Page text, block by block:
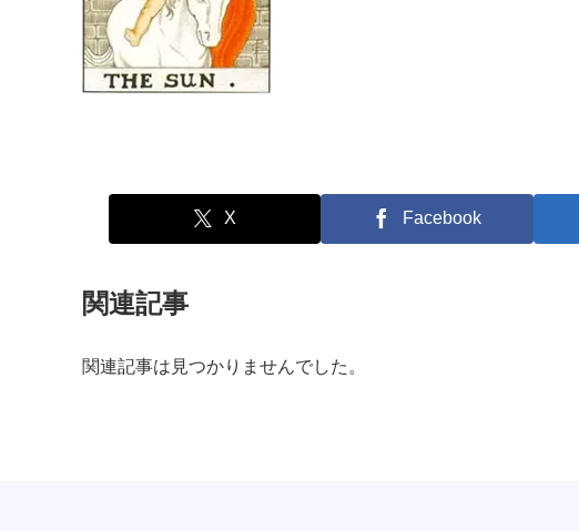
X Facebook
関連記事
関連記事は見つかりませんでした。